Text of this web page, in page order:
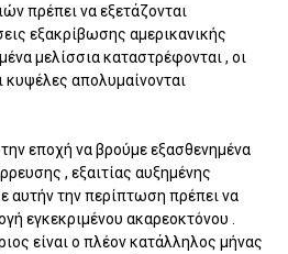
πρέπει να εξετάζονται
εξακρίβωσης αμερικανικής
μελίσσια καταστρέφονται , οι
κυψέλες απολυμαίνονται
εποχή να βρούμε εξασθενημένα
, εξαιτίας αυξημένης
αυτήν την περίπτωση πρέπει να
εγκεκριμένου ακαρεοκτόνου .
είναι ο πλέον κατάλληλος μήνας